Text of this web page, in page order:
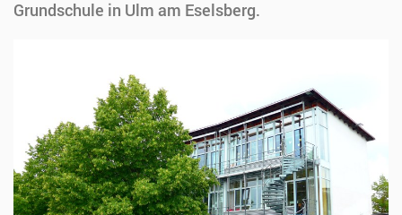
Grundschule in Ulm am Eselsberg.